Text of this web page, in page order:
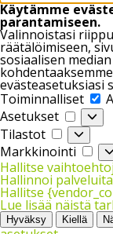
Käytämme
parantamiseen.
Valinnoistasi
räätälöimiseen,
sosiaalisen
evästeasetuksiasi
Toiminnalliset
Asetukset
Tilastot
Tilastot
Markkinointi
Hallitse
Hallinnoi palveluita
Hallitse
Lue lisää näistä
Hyväksy Kiellä